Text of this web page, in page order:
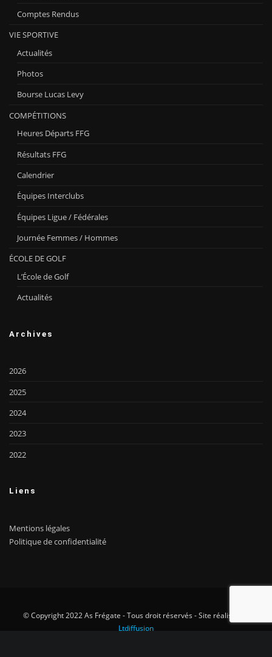
Comptes Rendus
VIE SPORTIVE
Actualités
Photos
Bourse Lucas Levy
COMPÉTITIONS
Heures Départs FFG
Résultats FFG
Calendrier
Équipes Interclubs
Équipes Ligue / Fédérales
Journée Femmes / Hommes
ÉCOLE DE GOLF
L’École de Golf
Actualités
Archives
2026
2025
2024
2023
2022
Liens
Mentions légales
Politique de confidentialité
© Copyright 2022 As Frégate - Tous droit réservés - Site réalisé par
Ltdiffusion